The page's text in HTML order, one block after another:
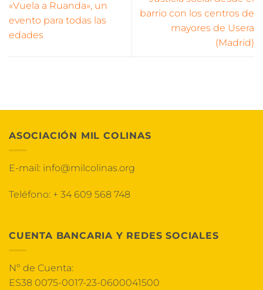
«Vuela a Ruanda», un
evento para todas las
edades
barrio con los centros de
mayores de Usera
(Madrid)
ASOCIACIÓN MIL COLINAS
E-mail: info@milcolinas.org
Teléfono: + 34 609 568 748
CUENTA BANCARIA Y REDES SOCIALES
Nº de Cuenta:
ES38 0075-0017-23-0600041500